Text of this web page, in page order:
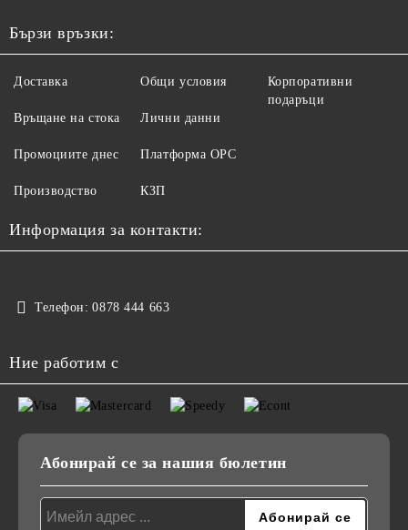
Бързи връзки:
Доставка
Връщане на стока
Промоциите днес
Производство
Общи условия
Лични данни
Платформа ОРС
КЗП
Корпоративни
подаръци
Информация за контакти:
Телефон: 0878 444 663
Ние работим с
Абонирай се за нашия бюлетин